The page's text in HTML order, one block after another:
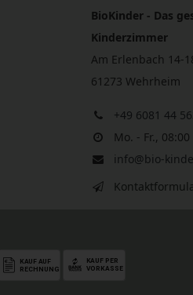
BioKinder - Das
Kinderzimmer
Am Erlenbach 14-
61273 Wehrheim
+49 6081 44
Mo. - Fr.,
info@bio-